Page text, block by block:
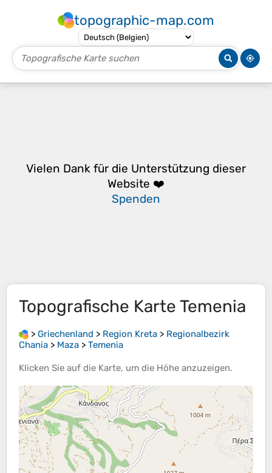
topographic-map.com
Vielen Dank für die Unterstützung dieser
Website ❤️
Spenden
Topografische Karte Temenia
> Griechenland > Region Kreta > Regionalbezirk
Chania > Maza > Temenia
Klicken Sie auf die Karte, um die Höhe anzuzeigen.